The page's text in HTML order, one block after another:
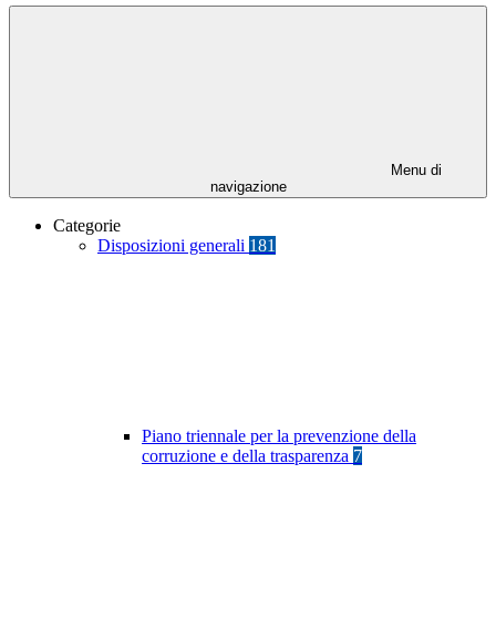
Menu di
navigazione
Categorie
Disposizioni generali 181
Piano triennale per la prevenzione della
corruzione e della trasparenza 7